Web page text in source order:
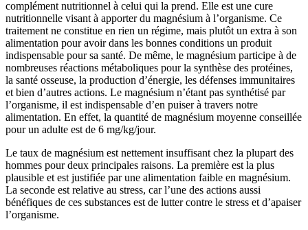
complément nutritionnel à celui qui la prend. Elle est une cure
nutritionnelle visant à apporter du magnésium à l’organisme. Ce
traitement ne constitue en rien un régime, mais plutôt un extra à son
alimentation pour avoir dans les bonnes conditions un produit
indispensable pour sa santé. De même, le magnésium participe à de
nombreuses réactions métaboliques pour la synthèse des protéines,
la santé osseuse, la production d’énergie, les défenses immunitaires
et bien d’autres actions. Le magnésium n’étant pas synthétisé par
l’organisme, il est indispensable d’en puiser à travers notre
alimentation. En effet, la quantité de magnésium moyenne conseillée
pour un adulte est de 6 mg/kg/jour.
Le taux de magnésium est nettement insuffisant chez la plupart des
hommes pour deux principales raisons. La première est la plus
plausible et est justifiée par une alimentation faible en magnésium.
La seconde est relative au stress, car l’une des actions aussi
bénéfiques de ces substances est de lutter contre le stress et d’apaiser
l’organisme.